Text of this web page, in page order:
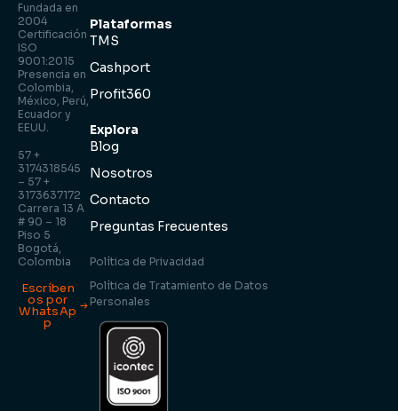
Fundada en
2004
Certificación
ISO
9001:2015
Presencia en
Colombia,
México, Perú,
Ecuador y
EEUU.
57 +
3174318545
– 57 +
3173637172
Carrera 13 A
# 90 – 18
Piso 5
Bogotá,
Colombia
Escríben
os por
WhatsAp
p
Plataformas
TMS
Cashport
Profit360
Explora
Blog
Nosotros
Contacto
Preguntas Frecuentes
Política de Privacidad
Política de Tratamiento de Datos
Personales